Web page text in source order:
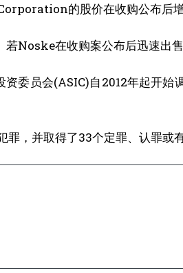
的股价在收购公布后增
Noske在收购案公布后迅速出售
委员会(ASIC)自2012年起开
，并取得了33个定罪、认罪或